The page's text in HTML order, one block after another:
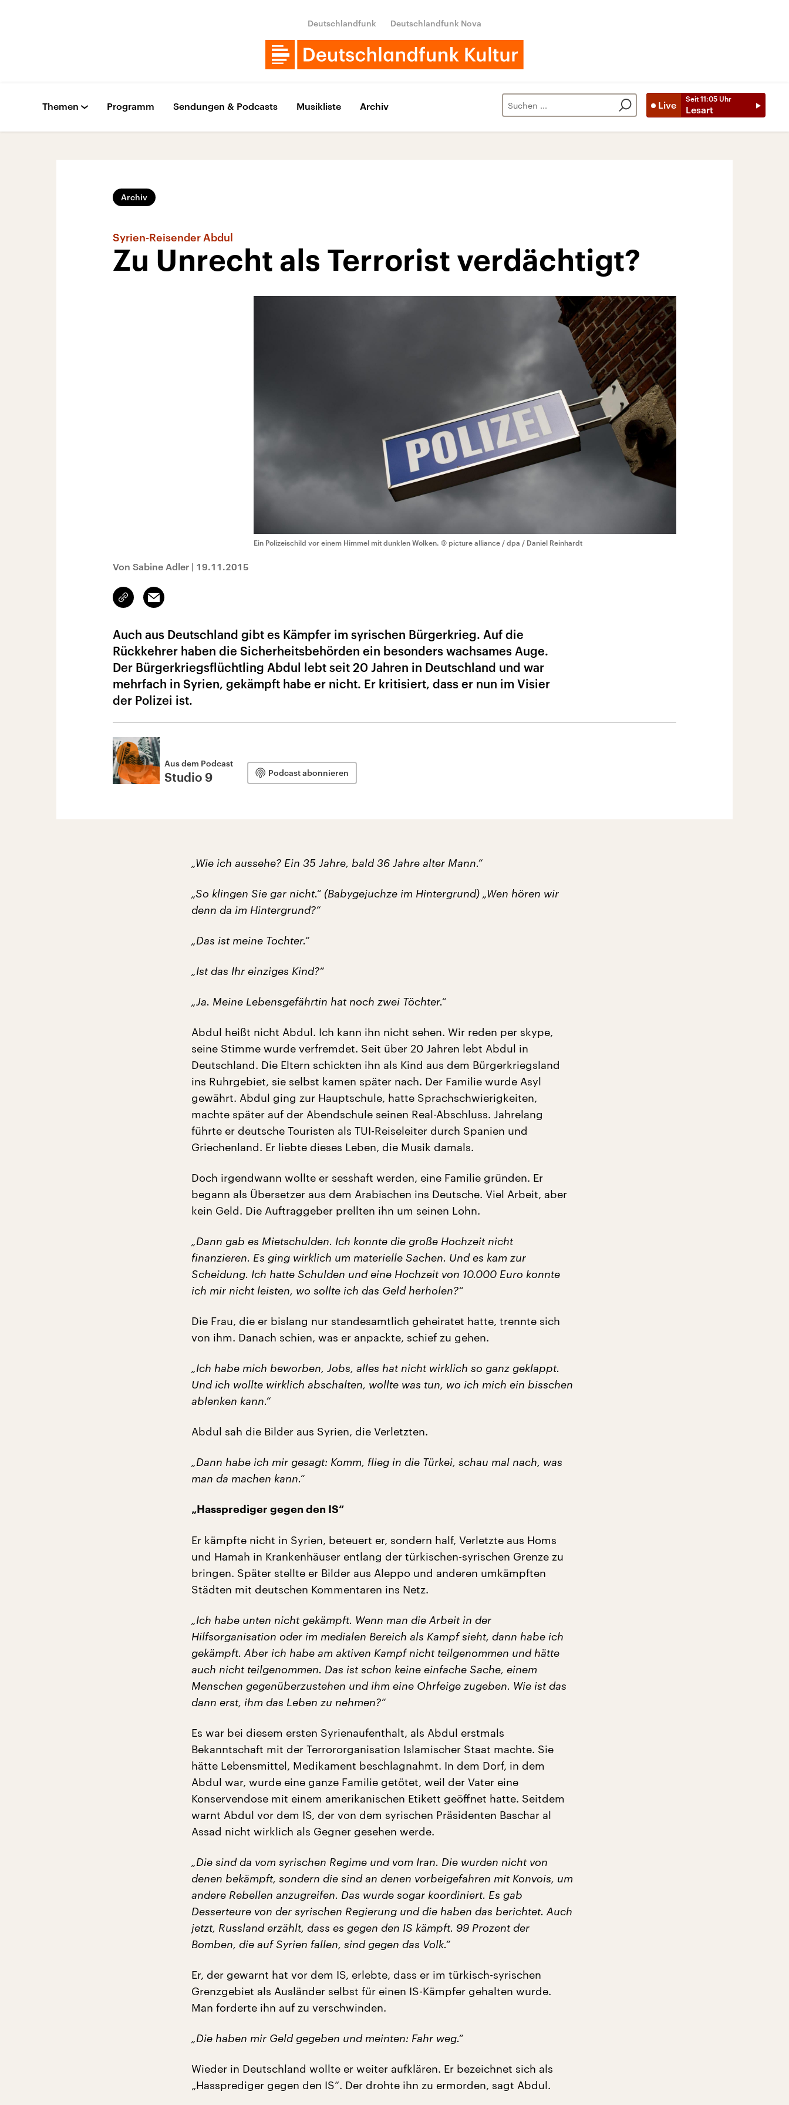
Deutschlandfunk Deutschlandfunk Nova
Live
Seit 11:05 Uhr
Lesart
Themen Programm Sendungen & Podcasts Musikliste Archiv
Archiv
Syrien-Reisender Abdul
Zu Unrecht als Terrorist verdächtigt?
Ein Polizeischild vor einem Himmel mit dunklen Wolken. © picture alliance / dpa / Daniel Reinhardt
Von Sabine Adler | 19.11.2015
Link
kopieren/teilen
Email
Auch aus Deutschland gibt es Kämpfer im syrischen Bürgerkrieg. Auf die
Rückkehrer haben die Sicherheitsbehörden ein besonders wachsames Auge.
Der Bürgerkriegsflüchtling Abdul lebt seit 20 Jahren in Deutschland und war
mehrfach in Syrien, gekämpft habe er nicht. Er kritisiert, dass er nun im Visier
der Polizei ist.
Aus dem Podcast
Studio 9 Podcast abonnieren
„Wie ich aussehe? Ein 35 Jahre, bald 36 Jahre alter Mann.“
„So klingen Sie gar nicht.“ (Babygejuchze im Hintergrund) „Wen hören wir
denn da im Hintergrund?“
„Das ist meine Tochter.“
„Ist das Ihr einziges Kind?“
„Ja. Meine Lebensgefährtin hat noch zwei Töchter.“
Abdul heißt nicht Abdul. Ich kann ihn nicht sehen. Wir reden per skype,
seine Stimme wurde verfremdet. Seit über 20 Jahren lebt Abdul in
Deutschland. Die Eltern schickten ihn als Kind aus dem Bürgerkriegsland
ins Ruhrgebiet, sie selbst kamen später nach. Der Familie wurde Asyl
gewährt. Abdul ging zur Hauptschule, hatte Sprachschwierigkeiten,
machte später auf der Abendschule seinen Real-Abschluss. Jahrelang
führte er deutsche Touristen als TUI-Reiseleiter durch Spanien und
Griechenland. Er liebte dieses Leben, die Musik damals.
Doch irgendwann wollte er sesshaft werden, eine Familie gründen. Er
begann als Übersetzer aus dem Arabischen ins Deutsche. Viel Arbeit, aber
kein Geld. Die Auftraggeber prellten ihn um seinen Lohn.
„Dann gab es Mietschulden. Ich konnte die große Hochzeit nicht
finanzieren. Es ging wirklich um materielle Sachen. Und es kam zur
Scheidung. Ich hatte Schulden und eine Hochzeit von 10.000 Euro konnte
ich mir nicht leisten, wo sollte ich das Geld herholen?“
Die Frau, die er bislang nur standesamtlich geheiratet hatte, trennte sich
von ihm. Danach schien, was er anpackte, schief zu gehen.
„Ich habe mich beworben, Jobs, alles hat nicht wirklich so ganz geklappt.
Und ich wollte wirklich abschalten, wollte was tun, wo ich mich ein bisschen
ablenken kann.“
Abdul sah die Bilder aus Syrien, die Verletzten.
„Dann habe ich mir gesagt: Komm, flieg in die Türkei, schau mal nach, was
man da machen kann.“
„Hassprediger gegen den IS“
Er kämpfte nicht in Syrien, beteuert er, sondern half, Verletzte aus Homs
und Hamah in Krankenhäuser entlang der türkischen-syrischen Grenze zu
bringen. Später stellte er Bilder aus Aleppo und anderen umkämpften
Städten mit deutschen Kommentaren ins Netz.
„Ich habe unten nicht gekämpft. Wenn man die Arbeit in der
Hilfsorganisation oder im medialen Bereich als Kampf sieht, dann habe ich
gekämpft. Aber ich habe am aktiven Kampf nicht teilgenommen und hätte
auch nicht teilgenommen. Das ist schon keine einfache Sache, einem
Menschen gegenüberzustehen und ihm eine Ohrfeige zugeben. Wie ist das
dann erst, ihm das Leben zu nehmen?“
Es war bei diesem ersten Syrienaufenthalt, als Abdul erstmals
Bekanntschaft mit der Terrororganisation Islamischer Staat machte. Sie
hätte Lebensmittel, Medikament beschlagnahmt. In dem Dorf, in dem
Abdul war, wurde eine ganze Familie getötet, weil der Vater eine
Konservendose mit einem amerikanischen Etikett geöffnet hatte. Seitdem
warnt Abdul vor dem IS, der von dem syrischen Präsidenten Baschar al
Assad nicht wirklich als Gegner gesehen werde.
„Die sind da vom syrischen Regime und vom Iran. Die wurden nicht von
denen bekämpft, sondern die sind an denen vorbeigefahren mit Konvois, um
andere Rebellen anzugreifen. Das wurde sogar koordiniert. Es gab
Desserteure von der syrischen Regierung und die haben das berichtet. Auch
jetzt, Russland erzählt, dass es gegen den IS kämpft. 99 Prozent der
Bomben, die auf Syrien fallen, sind gegen das Volk.“
Er, der gewarnt hat vor dem IS, erlebte, dass er im türkisch-syrischen
Grenzgebiet als Ausländer selbst für einen IS-Kämpfer gehalten wurde.
Man forderte ihn auf zu verschwinden.
„Die haben mir Geld gegeben und meinten: Fahr weg.“
Wieder in Deutschland wollte er weiter aufklären. Er bezeichnet sich als
„Hassprediger gegen den IS“. Der drohte ihn zu ermorden, sagt Abdul.